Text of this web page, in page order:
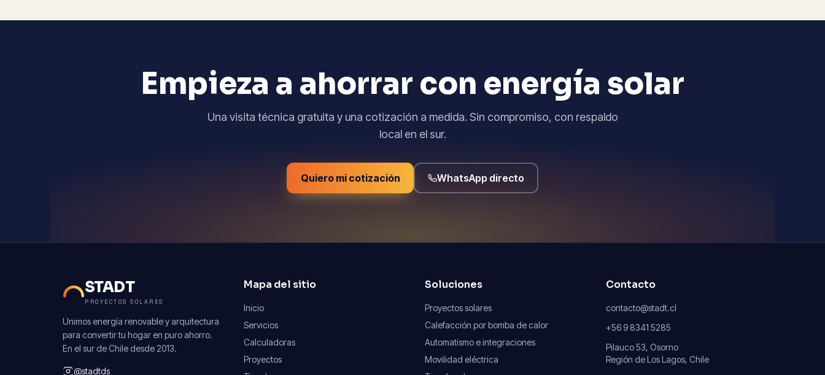
Empieza a ahorrar con energía solar
Una visita técnica gratuita y una cotización a medida. Sin compromiso, con respaldo
local en el sur.
Quiero mi cotización WhatsApp directo
STADT
PROYECTOS SOLARES
Unimos energía renovable y arquitectura
para convertir tu hogar en puro ahorro.
En el sur de Chile desde 2013.
@stadtds
Mapa del sitio
Inicio
Servicios
Calculadoras
Proyectos
Soluciones
Proyectos solares
Calefacción por bomba de calor
Automatismo e integraciones
Movilidad eléctrica
Contacto
contacto@stadt.cl
+56 9 8341 5285
Pilauco 53, Osorno
Región de Los Lagos, Chile